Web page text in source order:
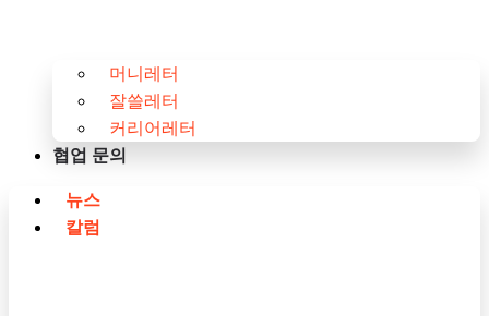
머니레터
잘쓸레터
커리어레터
협업 문의
뉴스
칼럼